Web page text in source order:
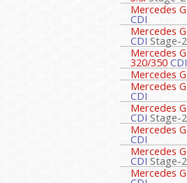
Mercedes
CDI
Mercedes
CDI Stage-2
Mercedes
320/350 CDI
Mercedes
Mercedes
CDI
Mercedes
CDI Stage-2
Mercedes
CDI
Mercedes
CDI Stage-2
Mercedes